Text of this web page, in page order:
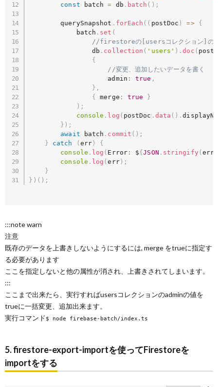
const batch = db . batch ( ) ;
        querySnapshot
. forEach ( ( postDoc ) =>
{
            batch
. set (
//firestoreの[usersコレクション]の
                db
. collection ( 'users' ) .doc (
{
//変更、追加したいデータを書く
                    admin
: true ,
} ,
{
merge : true
}
) ;
console . log ( postDoc . data ( ) .
} ) ;
await batch . commit ( ) ;
}
catch ( err )
{
console . log ( Error: ${JSON . stringify ( err
console . log (err) ;
}
} ) ( ) ;
:::note warn
注意
既存のデータを上書きしないようにするには, merge をtrueに指定す
る必要があります
ここを指定しないと他の属性が消され、上書きされてしまいます。
:::
ここまで出来たら、実行すればusersコレクションのadminの値を
trueに一括変更、追加出来ます。
実行コマンド $ node firebase-batch/index.ts
5. firestore-export-importを使ってFirestoreを
importをする